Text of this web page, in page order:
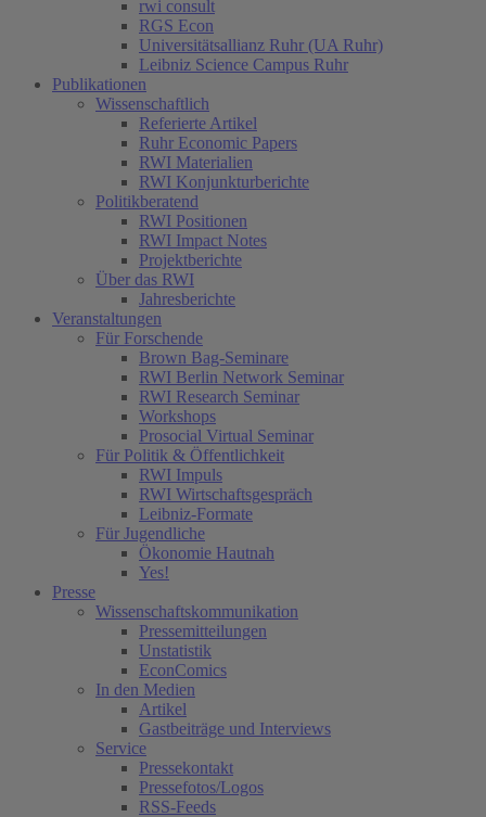
rwi consult
RGS Econ
Universitätsallianz Ruhr (UA Ruhr)
Leibniz Science Campus Ruhr
Publikationen
Wissenschaftlich
Referierte Artikel
Ruhr Economic Papers
RWI Materialien
RWI Konjunkturberichte
Politikberatend
RWI Positionen
RWI Impact Notes
Projektberichte
Über das RWI
Jahresberichte
Veranstaltungen
Für Forschende
Brown Bag-Seminare
RWI Berlin Network Seminar
RWI Research Seminar
Workshops
Prosocial Virtual Seminar
Für Politik & Öffentlichkeit
RWI Impuls
RWI Wirtschaftsgespräch
Leibniz-Formate
Für Jugendliche
Ökonomie Hautnah
Yes!
Presse
Wissenschaftskommunikation
Pressemitteilungen
Unstatistik
EconComics
In den Medien
Artikel
Gastbeiträge und Interviews
Service
Pressekontakt
Pressefotos/Logos
RSS-Feeds